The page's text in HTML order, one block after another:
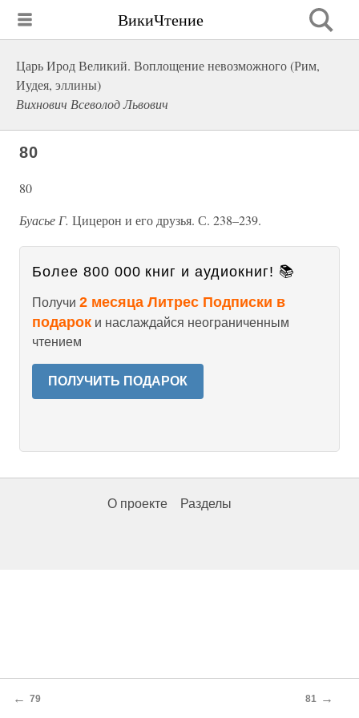
ВикиЧтение
Царь Ирод Великий. Воплощение невозможного (Рим,
Иудея, эллины)
Вихнович Всеволод Львович
80
80
Буасье Г. Цицерон и его друзья. С. 238–239.
Более 800 000 книг и аудиокниг! 📚
Получи 2 месяца Литрес Подписки в
подарок и наслаждайся неограниченным
чтением
ПОЛУЧИТЬ ПОДАРОК
О проекте Разделы
← 79 81 →